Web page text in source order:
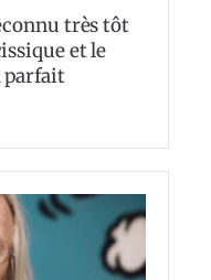
très tôt
et le
parfait